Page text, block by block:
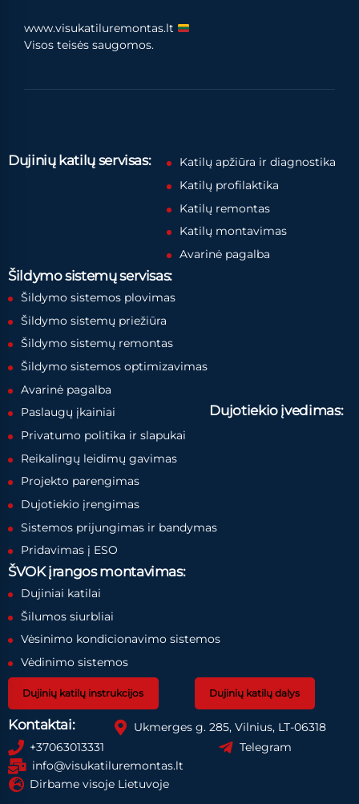
www.visukatiluremontas.lt
Visos teisės saugomos.
Dujinių katilų servisas:
Katilų apžiūra ir diagnostika
Katilų profilaktika
Katilų remontas
Katilų montavimas
Avarinė pagalba
Šildymo sistemų servisas:
Šildymo sistemos plovimas
Šildymo sistemų priežiūra
Šildymo sistemų remontas
Šildymo sistemos optimizavimas
Avarinė pagalba
Paslaugų įkainiai
Privatumo politika ir slapukai
Dujotiekio įvedimas:
Reikalingų leidimų gavimas
Projekto parengimas
Dujotiekio įrengimas
Sistemos prijungimas ir bandymas
Pridavimas į ESO
ŠVOK įrangos montavimas:
Dujiniai katilai
Šilumos siurbliai
Vėsinimo kondicionavimo sistemos
Vėdinimo sistemos
Dujinių katilų instrukcijos Dujinių katilų dalys
Kontaktai:
Ukmerges g. 285, Vilnius, LT-06318
+37063013331
Telegram
info@visukatiluremontas.lt
Dirbame visoje Lietuvoje